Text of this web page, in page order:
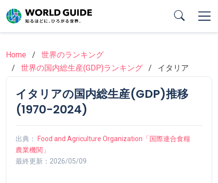
to
main
Home
世界のランキング
世界の国内総生産(GDP)ランキング
イタリア
イタリアの国内総生産(GDP)推移
(1970-2024)
出典：
Food and Agriculture Organization「国際連合食糧
農業機関」
最終更新：2026/05/09